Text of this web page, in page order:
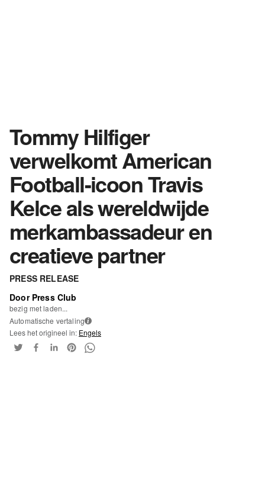
Tommy Hilfiger
verwelkomt American
Football-icoon Travis
Kelce als wereldwijde
merkambassadeur en
creatieve partner
PRESS RELEASE
Door Press Club
bezig met laden...
Automatische vertaling i
Lees het origineel in: Engels